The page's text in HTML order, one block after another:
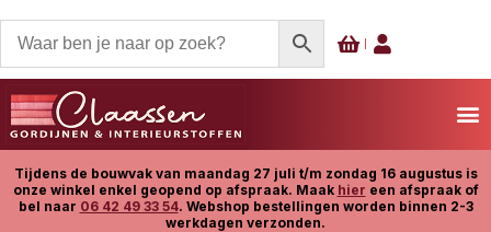
Tijdens de bouwvak van maandag 27 juli t/m zondag 16 augustus is
onze winkel enkel geopend op afspraak. Maak hier een afspraak of
bel naar 06 42 49 33 54. Webshop bestellingen worden binnen 2-3
werkdagen verzonden.